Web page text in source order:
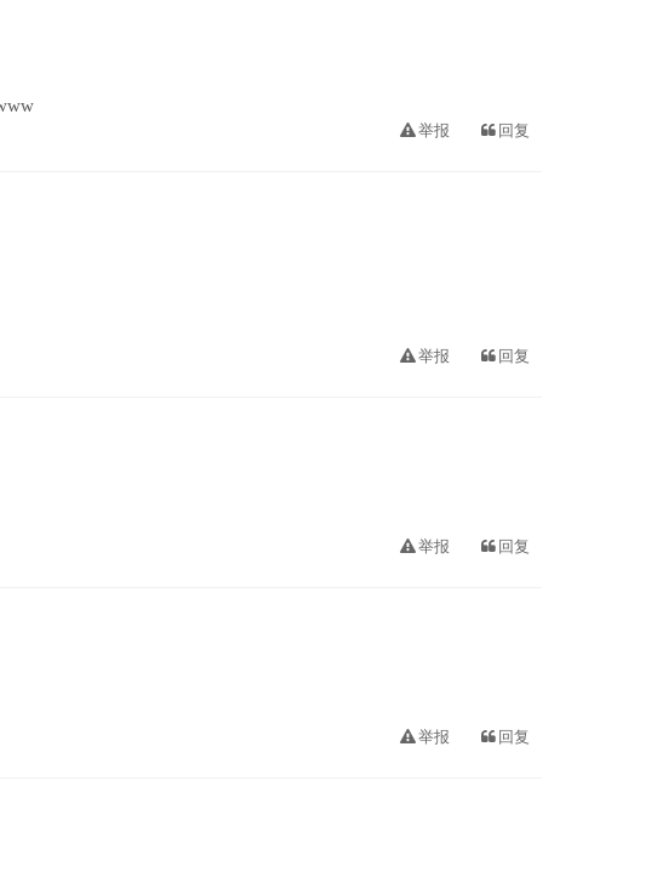
举报 回复
举报 回复
举报 回复
举报 回复